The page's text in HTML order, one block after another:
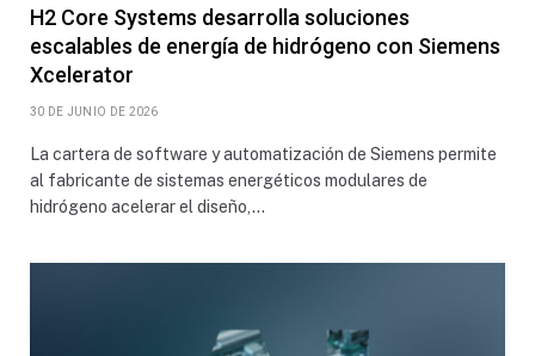
H2 Core Systems desarrolla soluciones
escalables de energía de hidrógeno con Siemens
Xcelerator
30 DE JUNIO DE 2026
La cartera de software y automatización de Siemens permite
al fabricante de sistemas energéticos modulares de
hidrógeno acelerar el diseño,…